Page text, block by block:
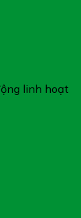
linh hoạt